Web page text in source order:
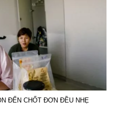
ĐẾN CHỐT ĐƠN ĐỀU NHẸ